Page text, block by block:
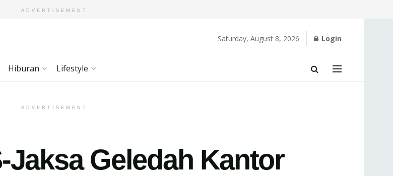
ADVERTISEMENT
Saturday, August 8, 2026 Login
Hiburan Lifestyle
ADVERTISEMENT
Jaksa Geledah Kantor